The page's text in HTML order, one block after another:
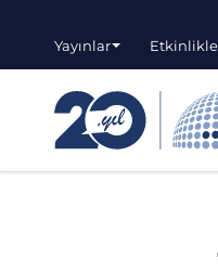
Yayınlar